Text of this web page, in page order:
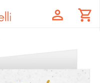
profile shopping_cart